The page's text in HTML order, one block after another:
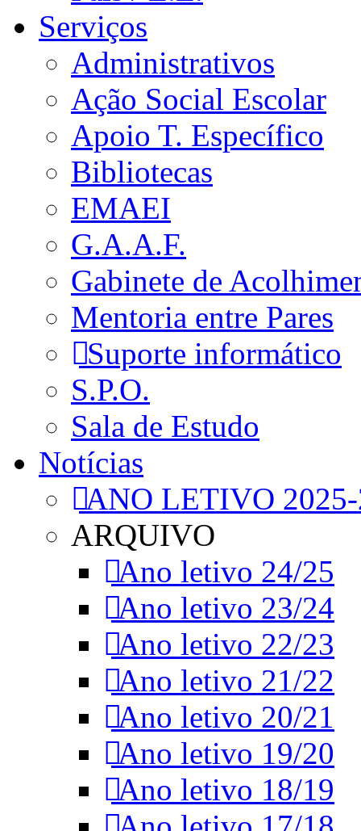
Serviços
Administrativos
Ação Social Escolar
Apoio T. Específico
Bibliotecas
EMAEI
G.A.A.F.
Gabinete de
Mentoria entre Pares
Suporte informático
S.P.O.
Sala de Estudo
Notícias
ANO LETIVO
ARQUIVO
Ano letivo 24/25
Ano letivo 23/24
Ano letivo 22/23
Ano letivo 21/22
Ano letivo 20/21
Ano letivo 19/20
Ano letivo 18/19